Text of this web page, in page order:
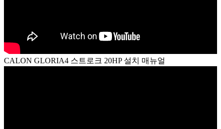
CALON GLORIA4 스트로크 20HP 설치 매뉴얼